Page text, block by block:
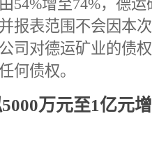
54%增至74%，德运
报表范围不会因本
司对德运矿业的债
何债权。
万元至1亿元